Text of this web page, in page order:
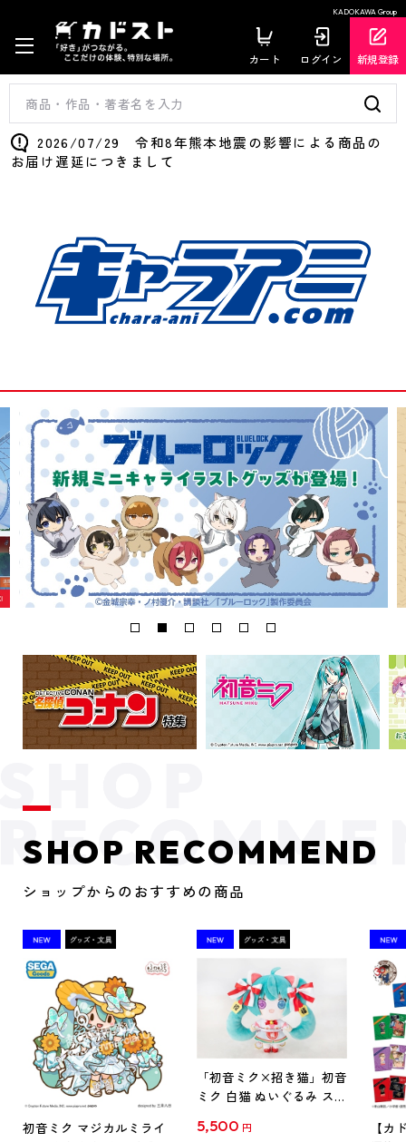
KADOKAWA Group
カート ログイン 新規登録
2026/07/29 令和8年熊本地震の影響による商品の
お届け遅延につきまして
SHOP RECOMMEND
ショップからのおすすめの商品
初音ミク マジカルミライ
「初音ミク×招き猫」初音
ミク 白猫 ぬいぐるみ スタ
5,500 円
【カ